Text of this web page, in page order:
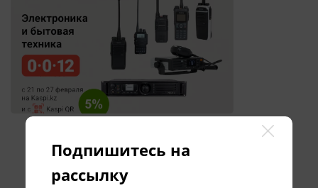
Подпишитесь на
рассылку